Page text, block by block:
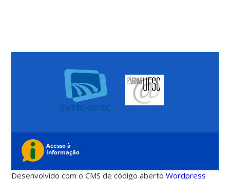
Desenvolvido com o CMS de código abertoWordpress